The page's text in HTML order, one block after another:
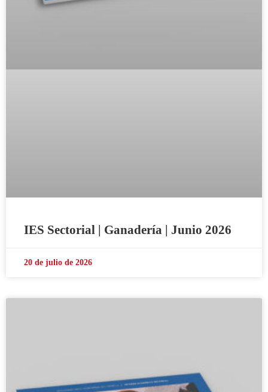
IES Sectorial | Ganadería | Junio 2026
20 de julio de 2026